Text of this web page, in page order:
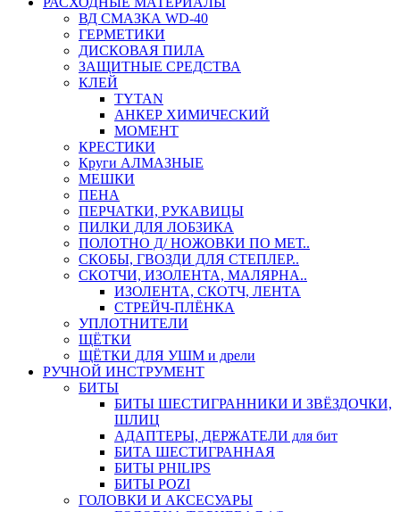
ВД СМАЗКА WD-40
ГЕРМЕТИКИ
ДИСКОВАЯ ПИЛА
ЗАЩИТНЫЕ СРЕДСТВА
КЛЕЙ
TYTAN
АНКЕР ХИМИЧЕСКИЙ
МОМЕНТ
КРЕСТИКИ
Круги АЛМАЗНЫЕ
МЕШКИ
ПЕНА
ПЕРЧАТКИ, РУКАВИЦЫ
ПИЛКИ ДЛЯ ЛОБЗИКА
ПОЛОТНО Д/ НОЖОВКИ ПО МЕТ..
СКОБЫ, ГВОЗДИ ДЛЯ СТЕПЛЕР..
СКОТЧИ, ИЗОЛЕНТА, МАЛЯРНА..
ИЗОЛЕНТА, СКОТЧ, ЛЕНТА
СТРЕЙЧ-ПЛЁНКА
УПЛОТНИТЕЛИ
ЩЁТКИ
ЩЁТКИ ДЛЯ УШМ и дрели
РУЧНОЙ ИНСТРУМЕНТ
БИТЫ
БИТЫ ШЕСТИГРАННИКИ И ЗВЁЗДОЧКИ,
ШЛИЦ
АДАПТЕРЫ, ДЕРЖАТЕЛИ для бит
БИТА ШЕСТИГРАННАЯ
БИТЫ PHILIPS
БИТЫ POZI
ГОЛОВКИ И АКСЕСУАРЫ